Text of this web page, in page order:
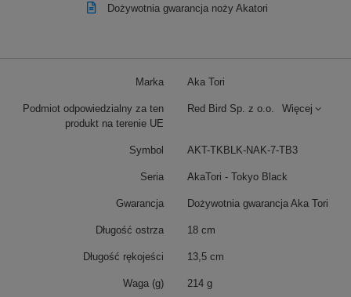
Dożywotnia gwarancja noży Akatori
Marka Aka Tori
Podmiot odpowiedzialny za ten
produkt na terenie UE
Red Bird Sp. z o.o. Więcej
Symbol AKT-TKBLK-NAK-7-TB3
Seria AkaTori - Tokyo Black
Gwarancja Dożywotnia gwarancja Aka Tori
Długość ostrza 18 cm
Długość rękojeści 13,5 cm
Waga (g) 214 g